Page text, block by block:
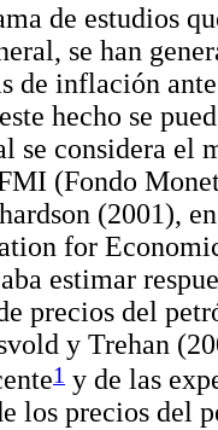
de estudios
se han
de inflación
hecho se
se considera
(Fondo
(2001),
for
estimar
precios del
y Trehan
1 y de las
los precios del